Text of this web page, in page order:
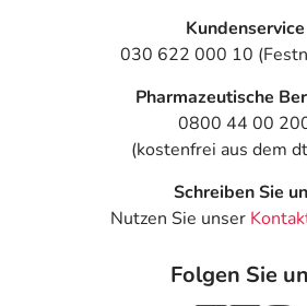
Kundenservice
030 622 000 10
Pharmazeutische
0800 44 00
(kostenfrei aus dem
Schreiben Sie
Nutzen Sie unser
Folgen Sie